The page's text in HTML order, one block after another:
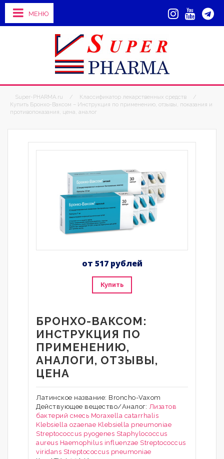
МЕНЮ
Super-PHARMA.ru / Классификатор лекарственных средств
/
Купить Бронхо-Ваксом – Инструкция по применению, отзывы, показания и
противопоказания, цена, аналог
от 517 рублей
Купить
БРОНХО-ВАКСОМ:
ИНСТРУКЦИЯ ПО
ПРИМЕНЕНИЮ,
АНАЛОГИ, ОТЗЫВЫ,
ЦЕНА
Латинское название: Broncho-Vaxom
Действующее вещество/Аналог: Лизатов
бактерий смесь Moraxella catarrhalis
Klebsiella ozaenae Klebsiella pneumoniae
Streptococcus pyogenes Staphylococcus
aureus Haеmophilus influenzae Streptococcus
viridans Streptococcus pneumoniae